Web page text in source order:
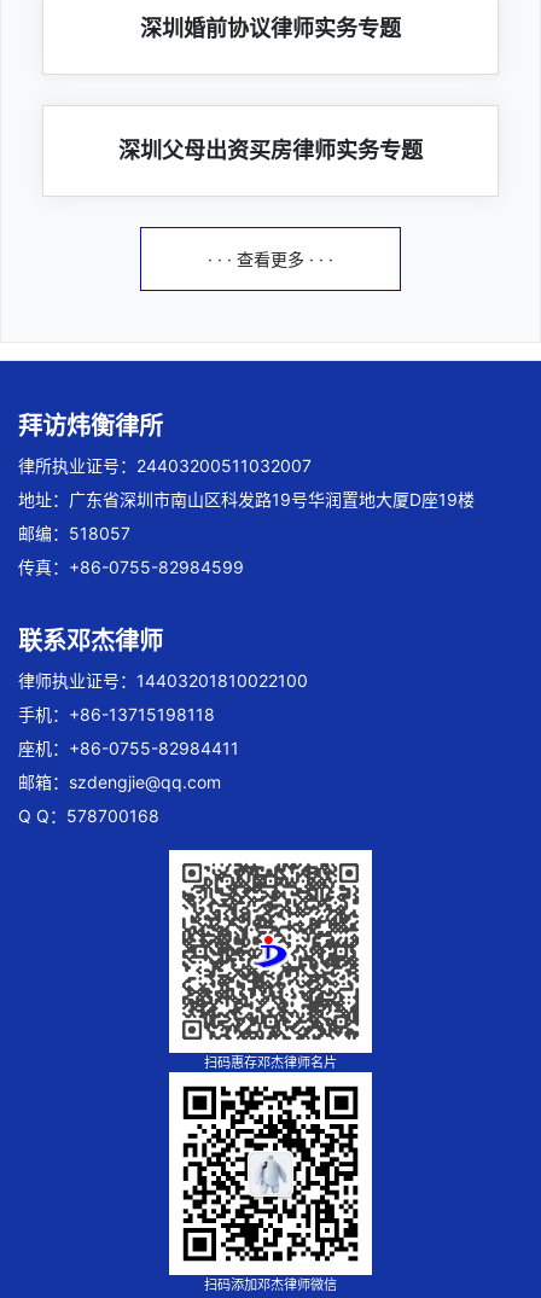
深圳婚前协议律师实务专题
深圳父母出资买房律师实务专题
· · · 查看更多 · · ·
拜访炜衡律所
律所执业证号：24403200511032007
地址：广东省深圳市南山区科发路19号华润置地大厦D座19楼
邮编：518057
传真：+86-0755-82984599
联系邓杰律师
律师执业证号：14403201810022100
手机：+86-13715198118
座机：+86-0755-82984411
邮箱： szdengjie@qq.com
Q Q：578700168
扫码惠存邓杰律师名片
扫码添加邓杰律师微信